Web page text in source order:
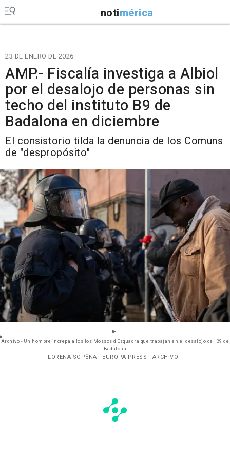
notimérica
23 DE ENERO DE 2026
AMP.- Fiscalía investiga a Albiol
por el desalojo de personas sin
techo del instituto B9 de
Badalona en diciembre
El consistorio tilda la denuncia de los Comuns
de "despropósito"
Archivo - Un hombre increpa a los los Mossos d'Esquadra que trabajan en el desalojo del B9 de
Badalona
- LORENA SOPÊNA - EUROPA PRESS - ARCHIVO